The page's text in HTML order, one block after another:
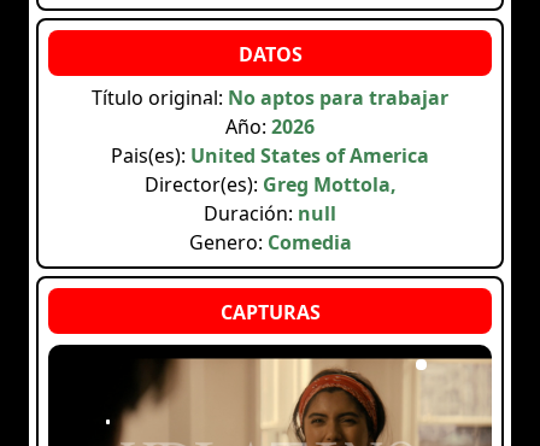
Título original: No aptos para trabajar
Año: 2026
Pais(es): United States of America
Director(es): Greg Mottola,
Duración: null
Genero: Comedia